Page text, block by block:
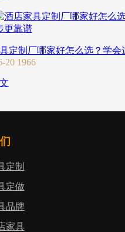
定制厂哪家好怎么选？学会
20 1966
定制
定做
品牌
家具